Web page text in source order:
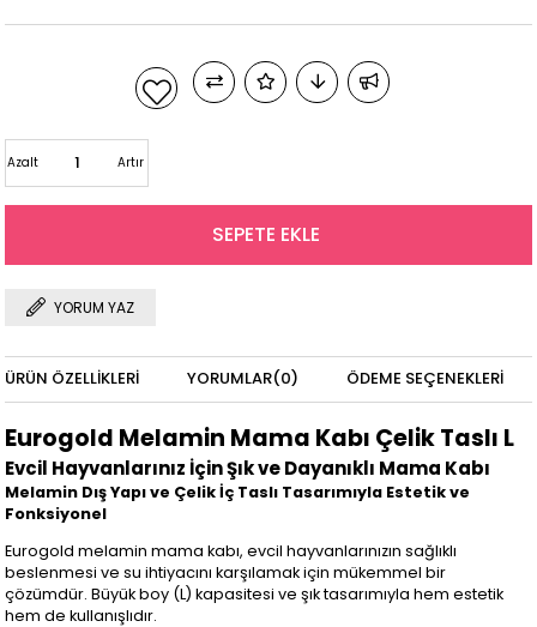
Artır
Azalt
YORUM YAZ
ÜRÜN ÖZELLIKLERI YORUMLAR(0) ÖDEME SEÇENEKLERI
Eurogold Melamin Mama Kabı Çelik Taslı L
Evcil Hayvanlarınız İçin Şık ve Dayanıklı Mama Kabı
Melamin Dış Yapı ve Çelik İç Taslı Tasarımıyla Estetik ve
Fonksiyonel
Eurogold melamin mama kabı, evcil hayvanlarınızın sağlıklı
beslenmesi ve su ihtiyacını karşılamak için mükemmel bir
çözümdür. Büyük boy (L) kapasitesi ve şık tasarımıyla hem estetik
hem de kullanışlıdır.